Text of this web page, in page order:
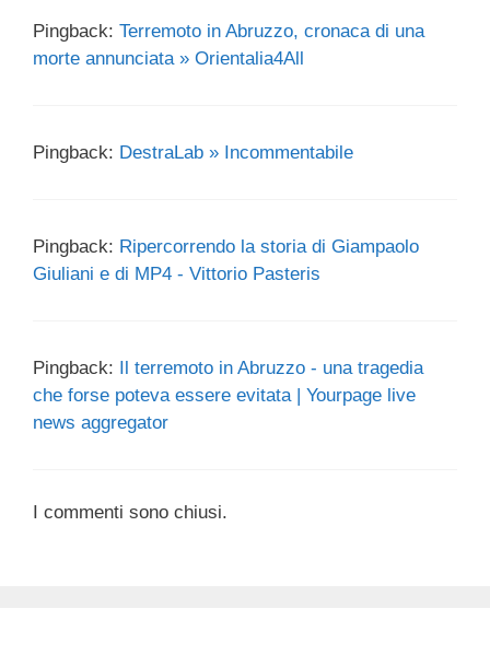
Pingback: Terremoto in Abruzzo, cronaca di una
morte annunciata » Orientalia4All
Pingback: DestraLab » Incommentabile
Pingback: Ripercorrendo la storia di Giampaolo
Giuliani e di MP4 - Vittorio Pasteris
Pingback: Il terremoto in Abruzzo - una tragedia
che forse poteva essere evitata | Yourpage live
news aggregator
I commenti sono chiusi.